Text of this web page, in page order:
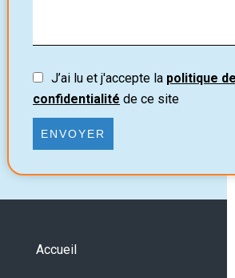
J’ai lu et j'accepte la politique
confidentialité de ce site
ENVOYER
Accueil